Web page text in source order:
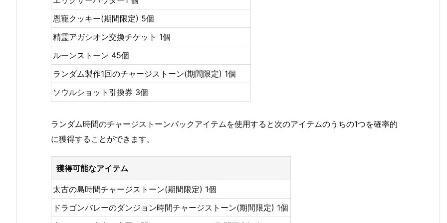
恩寵クッキー(期間限定) 5個
精霊アガシオン交換チケット 1個
ルーンストーン 45個
ランダム製作1回のチャージストーン(期間限定) 1個
ソウルショット引換券 3個
ランダム時間のチャージストーンパックアイテムを使用すると次のアイテムのうちの1つを確率的
に獲得することができます。
獲得可能なアイテム
太古の島時間チャージストーン(期間限定) 1個
ドラゴンバレーのダンジョン時間チャージストーン(期間限定) 1個